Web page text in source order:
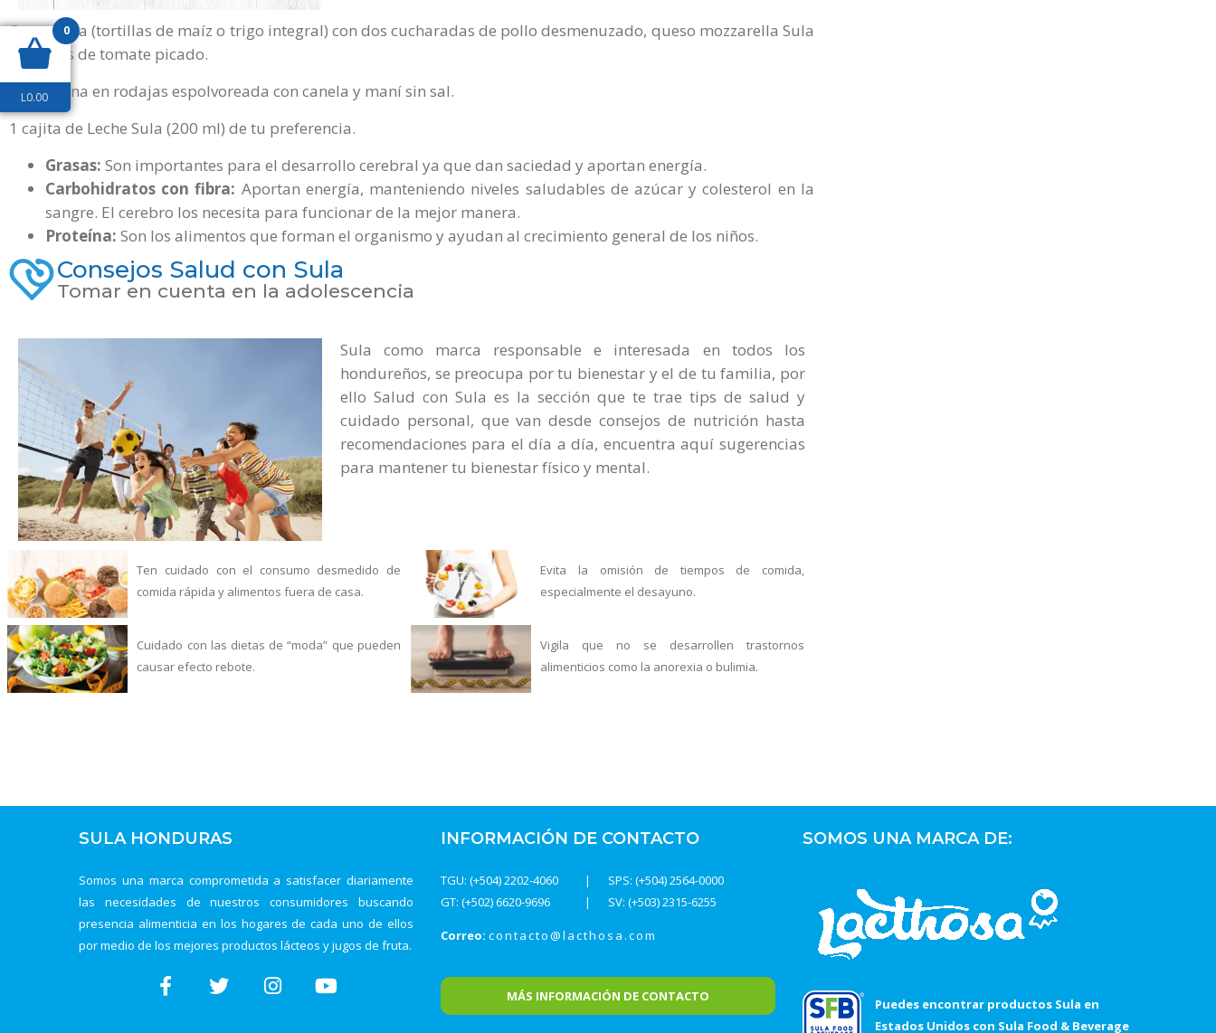
Quesadilla (tortillas de maíz o trigo integral) con dos cucharadas de pollo desmenuzado, queso mozzarella Sula
y cubitos de tomate picado.
1 manzana en rodajas espolvoreada con canela y maní sin sal.
1 cajita de Leche Sula (200 ml) de tu preferencia.
Grasas: Son importantes para el desarrollo cerebral ya que dan saciedad y aportan energía.
Carbohidratos con fibra: Aportan energía, manteniendo niveles saludables de azúcar y colesterol en la
sangre. El cerebro los necesita para funcionar de la mejor manera.
Proteína: Son los alimentos que forman el organismo y ayudan al crecimiento general de los niños.
Consejos Salud con Sula
Tomar en cuenta en la adolescencia
Sula como marca responsable e interesada en todos los
hondureños, se preocupa por tu bienestar y el de tu familia, por
ello Salud con Sula es la sección que te trae tips de salud y
cuidado personal, que van desde consejos de nutrición hasta
recomendaciones para el día a día, encuentra aquí sugerencias
para mantener tu bienestar físico y mental.
Ten cuidado con el consumo desmedido de
comida rápida y alimentos fuera de casa.
Evita la omisión de tiempos de comida,
especialmente el desayuno.
Cuidado con las dietas de “moda” que pueden
causar efecto rebote.
Vigila que no se desarrollen trastornos
alimenticios como la anorexia o bulimia.
SULA HONDURAS
Somos una marca comprometida a satisfacer diariamente
las necesidades de nuestros consumidores buscando
presencia alimenticia en los hogares de cada uno de ellos
por medio de los mejores productos lácteos y jugos de fruta.
INFORMACIÓN DE CONTACTO
TGU: (+504) 2202-4060
SPS: (+504) 2564-0000
SV: (+503) 2315-6255
GT: (+502) 6620-9696
Correo: contacto@lacthosa.com
MÁS INFORMACIÓN DE CONTACTO
SOMOS UNA MARCA DE:
Puedes encontrar productos Sula en
Estados Unidos con Sula Food & Beverage
0
L0.00